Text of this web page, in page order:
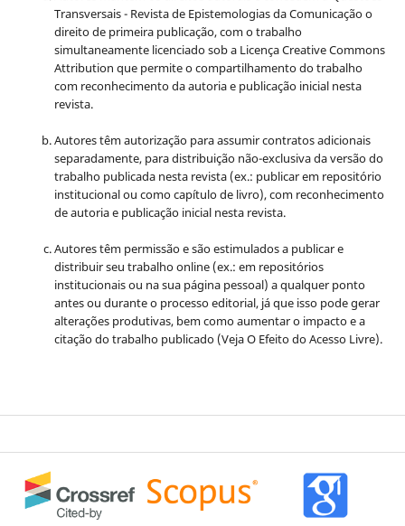
Transversais - Revista de Epistemologias da Comunicação o
direito de primeira publicação, com o trabalho
simultaneamente licenciado sob a Licença Creative Commons
Attribution que permite o compartilhamento do trabalho
com reconhecimento da autoria e publicação inicial nesta
revista.
Autores têm autorização para assumir contratos adicionais
separadamente, para distribuição não-exclusiva da versão do
trabalho publicada nesta revista (ex.: publicar em repositório
institucional ou como capítulo de livro), com reconhecimento
de autoria e publicação inicial nesta revista.
Autores têm permissão e são estimulados a publicar e
distribuir seu trabalho online (ex.: em repositórios
institucionais ou na sua página pessoal) a qualquer ponto
antes ou durante o processo editorial, já que isso pode gerar
alterações produtivas, bem como aumentar o impacto e a
citação do trabalho publicado (Veja O Efeito do Acesso Livre).